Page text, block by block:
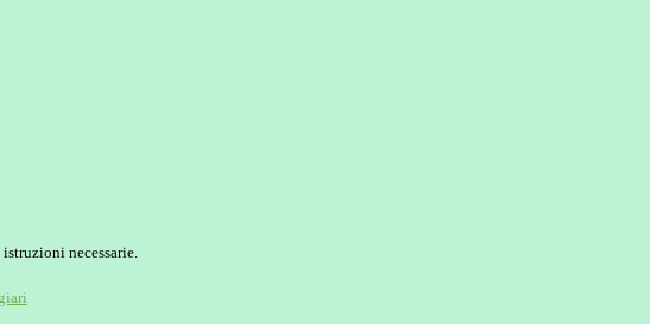
necessarie.